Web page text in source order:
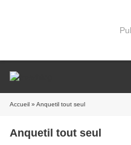
Accueil » Anquetil tout seul
Anquetil tout seul